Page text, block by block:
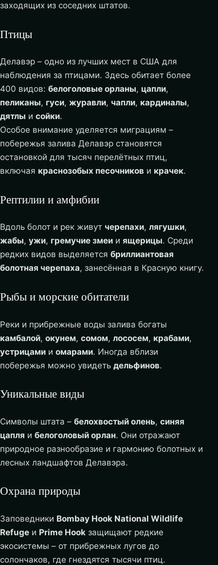
заходящих из соседних штатов.
Птицы
Делавэр – одно из лучших мест в США для
наблюдения за птицами. Здесь обитает более
400 видов: белоголовые орланы, цапли,
пеликаны, гуси, журавли, чапли, кардиналы,
дятлы и сойки.
Особое внимание уделяется миграциям –
побережья залива Делавэр становятся
остановкой для тысяч перелётных птиц,
включая краснозобых песочников и крачек.
Рептилии и амфибии
Вдоль болот и рек живут черепахи, лягушки,
жабы, ужи, гремучие змеи и ящерицы. Среди
редких видов выделяется бриллиантовая
болотная черепаха, занесённая в Красную книгу.
Рыбы и морские обитатели
Реки и прибрежные воды залива богаты
камбалой, окунем, сомом, лососем, крабами,
устрицами и омарами. Иногда вблизи
побережья можно увидеть дельфинов.
Уникальные виды
Символы штата – белохвостый олень, синяя
цапля и белоголовый орлан. Они отражают
природное разнообразие и гармонию болотных и
лесных ландшафтов Делавэра.
Охрана природы
Заповедники Bombay Hook National Wildlife
Refuge и Prime Hook защищают редкие
экосистемы – от прибрежных лугов до
солончаков, где гнездятся тысячи птиц.